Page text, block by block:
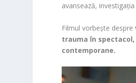
avansează,
Filmul vorbește despre
trauma în spectacol,
contemporane.